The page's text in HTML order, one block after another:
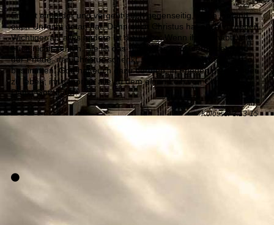
Ertragt einander und vergebt euch gegenseitig, wenn jemand
euch Unrecht getan hat. Denn auch Christus hat euch vergeben.
Wichtiger als alles andere ist die Liebe. Wenn ihr sie habt, wird
euch nichts fehlen. Sie ist das Band, das euch verbindet. Und
der Friede, den Christus schenkt, soll euer ganzes Leben
bestimmen. Gott hat euch dazu berufen, in Frieden miteinander
zu leben; ihr gehört ja alle zu dem einen Leib von Christus.
Dankt Gott dafür!
Kolosser 3:13-15